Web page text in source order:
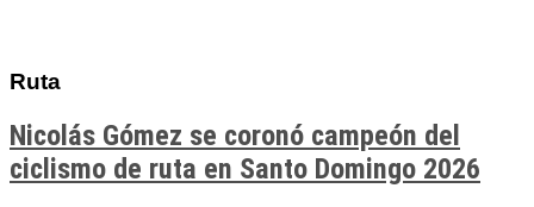
Ruta
Nicolás Gómez se coronó campeón del
ciclismo de ruta en Santo Domingo 2026